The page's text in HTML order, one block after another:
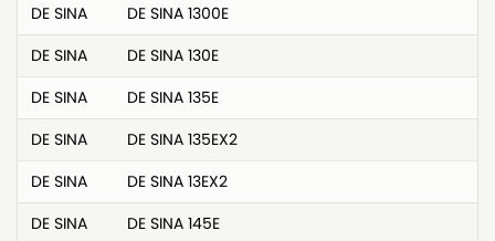
DE SINA
DE SINA 1300E
DE SINA
DE SINA 130E
DE SINA
DE SINA 135E
DE SINA
DE SINA 135EX2
DE SINA
DE SINA 13EX2
DE SINA
DE SINA 145E